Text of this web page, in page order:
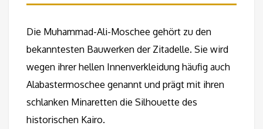
Die Muhammad-Ali-Moschee gehört zu den
bekanntesten Bauwerken der Zitadelle. Sie wird
wegen ihrer hellen Innenverkleidung häufig auch
Alabastermoschee genannt und prägt mit ihren
schlanken Minaretten die Silhouette des
historischen Kairo.